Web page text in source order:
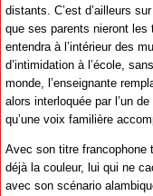
distants. C’est d’ailleurs
que ses parents nieront les
entendra à l’intérieur des
d’intimidation à l’école,
monde, l’enseignante
alors interloquée par l’un
qu’une voix familière
Avec son titre francophone
déjà la couleur, lui qui ne
avec son scénario